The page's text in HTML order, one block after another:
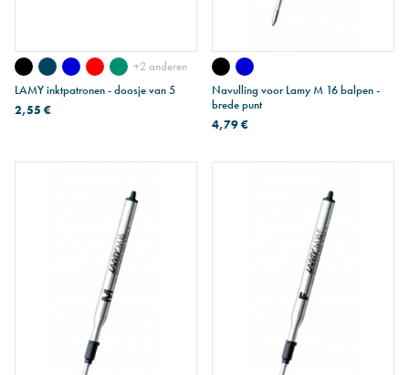
+2 anderen
LAMY inktpatronen - doosje van 5
2,55 €
Navulling voor Lamy M 16 balpen -
brede punt
4,79 €